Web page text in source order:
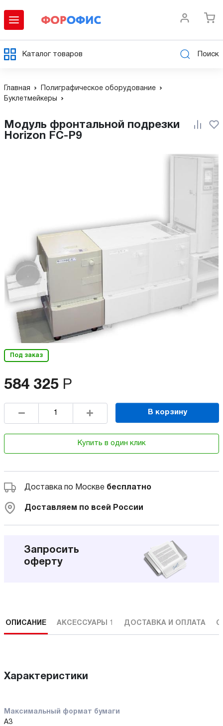
Каталог товаров Поиск
Главная
Полиграфическое оборудование
Буклетмейкеры
Модуль фронтальной подрезки
Horizon FC-P9
Под заказ
584 325 Р
В корзину
Купить в один клик
Доставка по Москве бесплатно
Доставляем по всей России
Запросить
оферту
ОПИСАНИЕ АКСЕССУАРЫ 1 ДОСТАВКА И ОПЛАТА
Характеристики
Максимальный формат бумаги
A3